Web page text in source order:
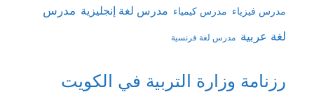
مدرس فيزياء مدرس كيمياء مدرس لغة إنجليزية مدرس
لغة عربية مدرس لغة فرنسية
رزنامة وزارة التربية في الكويت